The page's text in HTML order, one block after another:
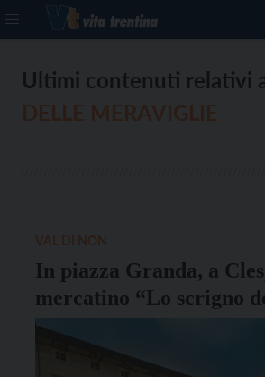
Ultimi contenuti relativi
In piazza Granda, a
mercatino “Lo scrigno
Meraviglie”